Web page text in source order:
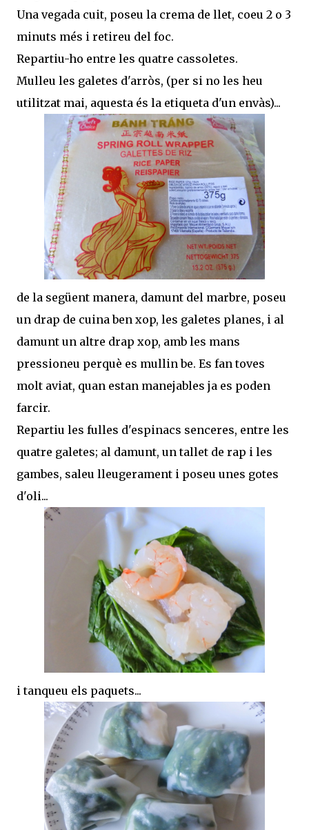
Una vegada cuit, poseu la crema de llet, coeu 2 o 3
minuts més i retireu del foc.
Repartiu-ho entre les quatre cassoletes.
Mulleu les galetes d'arròs, (per si no les heu
utilitzat mai, aquesta és la etiqueta d'un envàs)...
de la següent manera, damunt del marbre, poseu
un drap de cuina ben xop, les galetes planes, i al
damunt un altre drap xop, amb les mans
pressioneu perquè es mullin be. Es fan toves
molt aviat, quan estan manejables ja es poden
farcir.
Repartiu les fulles d'espinacs senceres, entre les
quatre galetes; al damunt, un tallet de rap i les
gambes, saleu lleugerament i poseu unes gotes
d'oli...
i tanqueu els paquets...